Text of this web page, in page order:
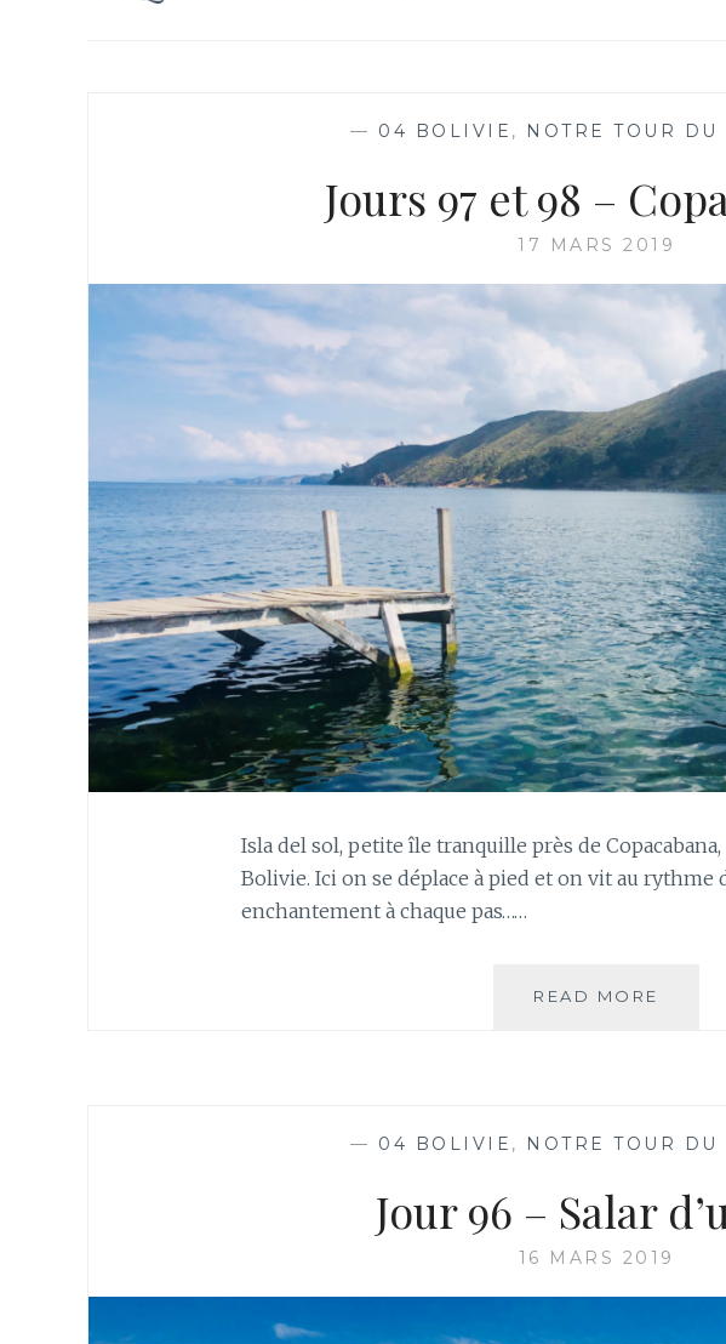
— 04 BOLIVIE , NOTRE TOUR DU
Jours 97 et 98 –
17 MARS 2019
Isla del sol, petite île tranquille près de
Bolivie. Ici on se déplace à pied et on vit au rythme
enchantement à chaque pas……
READ MORE
— 04 BOLIVIE , NOTRE TOUR DU
Jour 96 – Salar
16 MARS 2019